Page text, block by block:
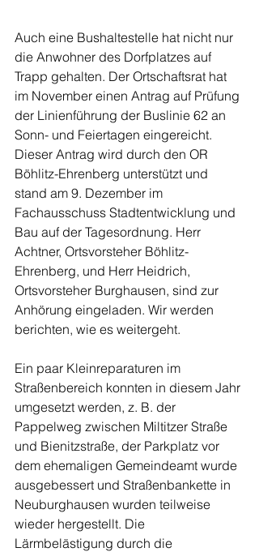
Auch eine Bushaltestelle hat nicht nur
die Anwohner des Dorfplatzes auf
Trapp gehalten. Der Ortschaftsrat hat
im November einen Antrag auf Prüfung
der Linienführung der Buslinie 62 an
Sonn- und Feiertagen eingereicht.
Dieser Antrag wird durch den OR
Böhlitz-Ehrenberg unterstützt und
stand am 9. Dezember im
Fachausschuss Stadtentwicklung und
Bau auf der Tagesordnung. Herr
Achtner, Ortsvorsteher Böhlitz-
Ehrenberg, und Herr Heidrich,
Ortsvorsteher Burghausen, sind zur
Anhörung eingeladen. Wir werden
berichten, wie es weitergeht.
Ein paar Kleinreparaturen im
Straßenbereich konnten in diesem Jahr
umgesetzt werden, z. B. der
Pappelweg zwischen Miltitzer Straße
und Bienitzstraße, der Parkplatz vor
dem ehemaligen Gemeindeamt wurde
ausgebessert und Straßenbankette in
Neuburghausen wurden teilweise
wieder hergestellt. Die
Lärmbelästigung durch die